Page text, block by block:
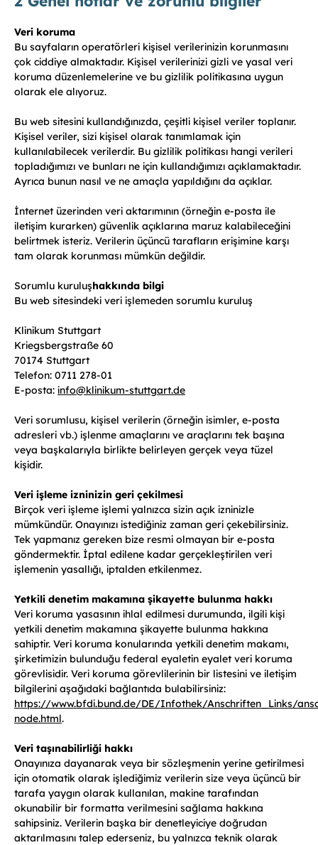
Veri koruma
Bu sayfaların operatörleri kişisel verilerinizin korunmasını
çok ciddiye almaktadır. Kişisel verilerinizi gizli ve yasal veri
koruma düzenlemelerine ve bu gizlilik politikasına uygun
olarak ele alıyoruz.
Bu web sitesini kullandığınızda, çeşitli kişisel veriler toplanır.
Kişisel veriler, sizi kişisel olarak tanımlamak için
kullanılabilecek verilerdir. Bu gizlilik politikası hangi verileri
topladığımızı ve bunları ne için kullandığımızı açıklamaktadır.
Ayrıca bunun nasıl ve ne amaçla yapıldığını da açıklar.
İnternet üzerinden veri aktarımının (örneğin e-posta ile
iletişim kurarken) güvenlik açıklarına maruz kalabileceğini
belirtmek isteriz. Verilerin üçüncü tarafların erişimine karşı
tam olarak korunması mümkün değildir.
Sorumlu kuruluşhakkında bilgi
Bu web sitesindeki veri işlemeden sorumlu kuruluş
Klinikum Stuttgart
Kriegsbergstraße 60
70174 Stuttgart
Telefon: 0711 278-01
E-posta: info@klinikum-stuttgart.de
Veri sorumlusu, kişisel verilerin (örneğin isimler, e-posta
adresleri vb.) işlenme amaçlarını ve araçlarını tek başına
veya başkalarıyla birlikte belirleyen gerçek veya tüzel
kişidir.
Veri işleme izninizin geri çekilmesi
Birçok veri işleme işlemi yalnızca sizin açık izninizle
mümkündür. Onayınızı istediğiniz zaman geri çekebilirsiniz.
Tek yapmanız gereken bize resmi olmayan bir e-posta
göndermektir. İptal edilene kadar gerçekleştirilen veri
işlemenin yasallığı, iptalden etkilenmez.
Yetkili denetim makamına şikayette bulunma hakkı
Veri koruma yasasının ihlal edilmesi durumunda, ilgili kişi
yetkili denetim makamına şikayette bulunma hakkına
sahiptir. Veri koruma konularında yetkili denetim makamı,
şirketimizin bulunduğu federal eyaletin eyalet veri koruma
görevlisidir. Veri koruma görevlilerinin bir listesini ve iletişim
bilgilerini aşağıdaki bağlantıda bulabilirsiniz:
https://www.bfdi.bund.de/DE/Infothek/Anschriften_Links/
node.html.
Veri taşınabilirliği hakkı
Onayınıza dayanarak veya bir sözleşmenin yerine getirilmesi
için otomatik olarak işlediğimiz verilerin size veya üçüncü bir
tarafa yaygın olarak kullanılan, makine tarafından
okunabilir bir formatta verilmesini sağlama hakkına
sahipsiniz. Verilerin başka bir denetleyiciye doğrudan
aktarılmasını talep ederseniz, bu yalnızca teknik olarak